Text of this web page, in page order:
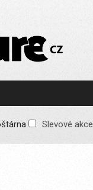
e-
Slevové akce